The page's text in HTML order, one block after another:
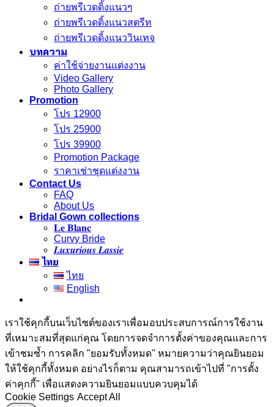
ถ่ายพรีเวดดิ้งแนวๆ
ถ่ายพรีเวดดิ้งแนวสตรีท
ถ่ายพรีเวดดิ้งแนววินเทจ
บทความ
ค่าใช้จ่ายงานแต่งงาน
Video Gallery
Photo Gallery
Promotion
โปร 12900
โปร 25900
โปร 39900
Promotion Package
ราคาเช่าชุดแต่งงาน
Contact Us
FAQ
About Us
Bridal Gown collections
𝐋𝐞 𝐁𝐥𝐚𝐧𝐜
Curvy Bride
𝑳𝒖𝒙𝒖𝒓𝒊𝒐𝒖𝒔 𝑳𝒂𝒔𝒔𝒊𝒆
ไทย
ไทย
English
เราใช้คุกกี้บนเว็บไซต์ของเราเพื่อมอบประสบการณ์การใช้งาน
ที่เหมาะสมที่สุดแก่คุณ โดยการจดจำการตั้งค่าของคุณและการ
เข้าชมซ้ำ การคลิก "ยอมรับทั้งหมด" หมายความว่าคุณยินยอม
ให้ใช้คุกกี้ทั้งหมด อย่างไรก็ตาม คุณสามารถเข้าไปที่ "การตั้ง
ค่าคุกกี้" เพื่อแสดงความยินยอมแบบควบคุมได้
Cookie Settings Accept All